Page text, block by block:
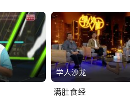
学人沙龙
满肚食经